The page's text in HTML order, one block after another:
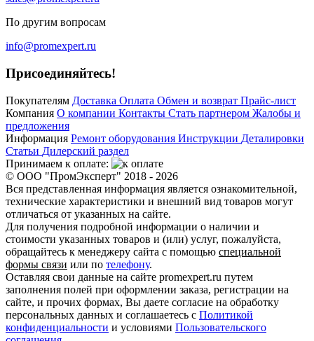
По другим вопросам
info@promexpert.ru
Присоединяйтесь!
Покупателям Доставка Оплата Обмен и возврат Прайс-лист
Компания О компании Контакты Стать партнером Жалобы и
предложения
Информация Ремонт оборудования Инструкции Деталировки
Статьи Дилерский раздел
Принимаем к оплате:
© ООО "ПромЭксперт" 2018 - 2026
Вся представленная информация является ознакомительной,
технические характеристики и внешний вид товаров могут
отличаться от указанных на сайте.
Для получения подробной информации о наличии и
стоимости указанных товаров и (или) услуг, пожалуйста,
обращайтесь к менеджеру сайта с помощью специальной
формы связи или по телефону.
Оставляя свои данные на сайте promexpert.ru путем
заполнения полей при оформлении заказа, регистрации на
сайте, и прочих формах, Вы даете согласие на обработку
персональных данных и соглашаетесь с Политикой
конфиденциальности и условиями Пользовательского